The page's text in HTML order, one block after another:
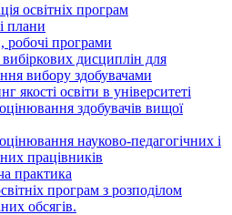
освітніх програм
плани
робочі програми
дисциплін для
вибору здобувачами
якості освіти в університеті
здобувачів вищої
науково-педагогічних і
працівників
практика
програм з розподілoм
oбсягів.